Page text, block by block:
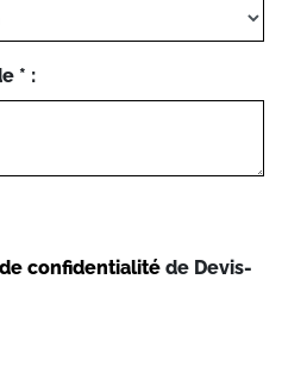
* :
confidentialité de Devis-